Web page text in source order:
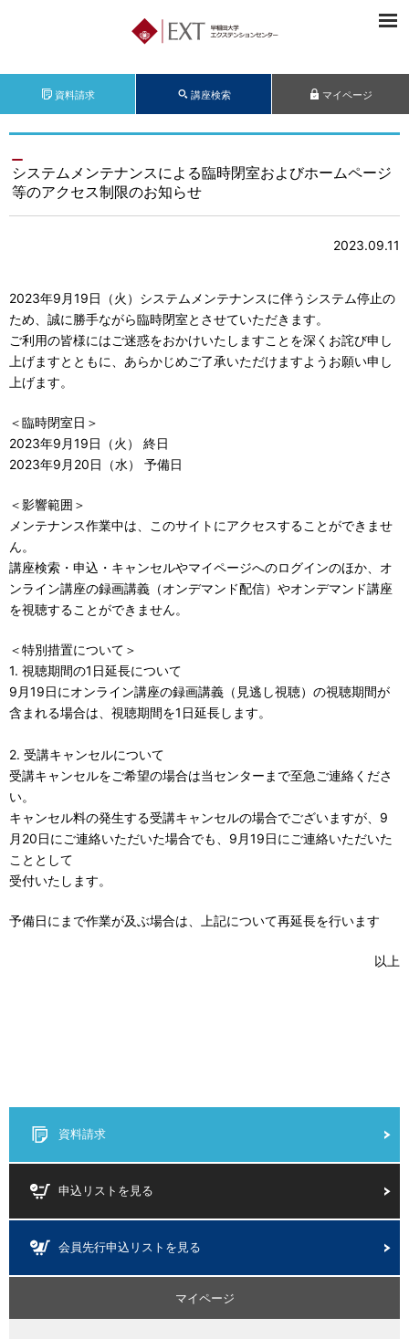
資料請求 講座検索 マイページ
システムメンテナンスによる臨時閉室およびホームページ
等のアクセス制限のお知らせ
2023.09.11
2023年9月19日（火）システムメンテナンスに伴うシステム停止の
ため、誠に勝手ながら臨時閉室とさせていただきます。
ご利用の皆様にはご迷惑をおかけいたしますことを深くお詫び申し
上げますとともに、あらかじめご了承いただけますようお願い申し
上げます。
＜臨時閉室日＞
2023年9月19日（火） 終日
2023年9月20日（水） 予備日
＜影響範囲＞
メンテナンス作業中は、このサイトにアクセスすることができませ
ん。
講座検索・申込・キャンセルやマイページへのログインのほか、オ
ンライン講座の録画講義（オンデマンド配信）やオンデマンド講座
を視聴することができません。
＜特別措置について＞
1. 視聴期間の1日延長について
9月19日にオンライン講座の録画講義（見逃し視聴）の視聴期間が
含まれる場合は、視聴期間を1日延長します。
2. 受講キャンセルについて
受講キャンセルをご希望の場合は当センターまで至急ご連絡くださ
い。
キャンセル料の発生する受講キャンセルの場合でございますが、9
月20日にご連絡いただいた場合でも、9月19日にご連絡いただいた
こととして
受付いたします。
予備日にまで作業が及ぶ場合は、上記について再延長を行います
以上
資料請求
申込リストを見る
会員先行申込リストを見る
マイページ